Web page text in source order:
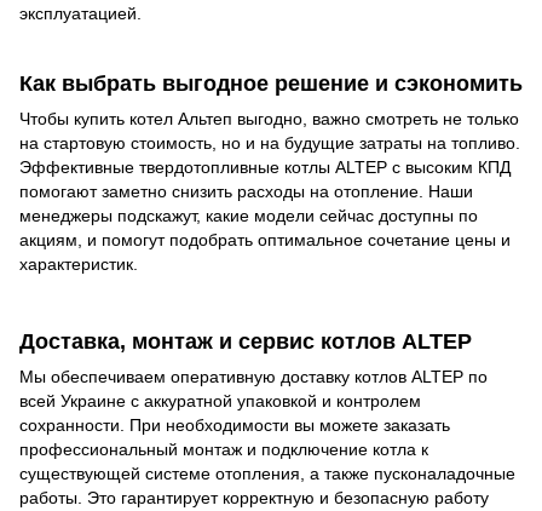
эксплуатацией.
Как выбрать выгодное решение и сэкономить
Чтобы купить котел Альтеп выгодно, важно смотреть не только
на стартовую стоимость, но и на будущие затраты на топливо.
Эффективные твердотопливные котлы ALTEP с высоким КПД
помогают заметно снизить расходы на отопление. Наши
менеджеры подскажут, какие модели сейчас доступны по
акциям, и помогут подобрать оптимальное сочетание цены и
характеристик.
Доставка, монтаж и сервис котлов ALTEP
Мы обеспечиваем оперативную доставку котлов ALTEP по
всей Украине с аккуратной упаковкой и контролем
сохранности. При необходимости вы можете заказать
профессиональный монтаж и подключение котла к
существующей системе отопления, а также пусконаладочные
работы. Это гарантирует корректную и безопасную работу